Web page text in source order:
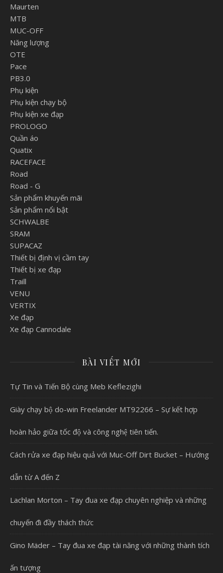
Maurten
MTB
MUC-OFF
Năng lượng
OTE
Pace
PB3.0
Phụ kiện
Phụ kiện chạy bộ
Phụ kiện xe đạp
PROLOGO
Quần áo
Quatix
RACEFACE
Road
Road - G
Sản phẩm khuyến mãi
Sản phẩm nổi bật
SCHWALBE
SRAM
SUPACAZ
Thiết bị định vị cầm tay
Thiết bị xe đạp
Traill
VENU
VERTIX
Xe đạp
Xe đạp Cannodale
BÀI VIẾT MỚI
Tự Tin và Tiến Bộ cùng Meb Keflezighi
Giày chạy bộ do-win Freelander MT92266 – Sự kết hợp
hoàn hảo giữa tốc độ và công nghệ tiên tiến.
Cách rửa xe đạp hiệu quả với Muc-Off Dirt Bucket – Hướng
dẫn từ A đến Z
Lachlan Morton – Tay đua xe đạp chuyên nghiệp và những
chuyến đi đầy thách thức
Gino Mäder – Tay đua xe đạp tài năng với những thành tích
ấn tượng